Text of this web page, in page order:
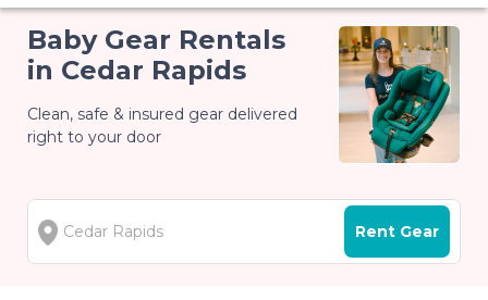
Baby Gear Rentals
in Cedar Rapids
Clean, safe & insured gear delivered
right to your door
Rent Gear